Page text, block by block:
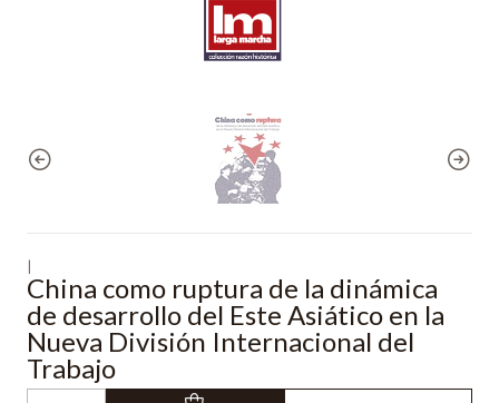
|
China como ruptura de la dinámica
de desarrollo del Este Asiático en la
Nueva División Internacional del
Trabajo